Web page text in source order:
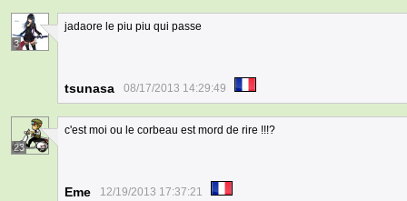
3
jadaore le piu piu qui passe
tsunasa 08/17/2013 14:29:49
23
c'est moi ou le corbeau est mord de rire !!!?
Eme 12/19/2013 17:37:21